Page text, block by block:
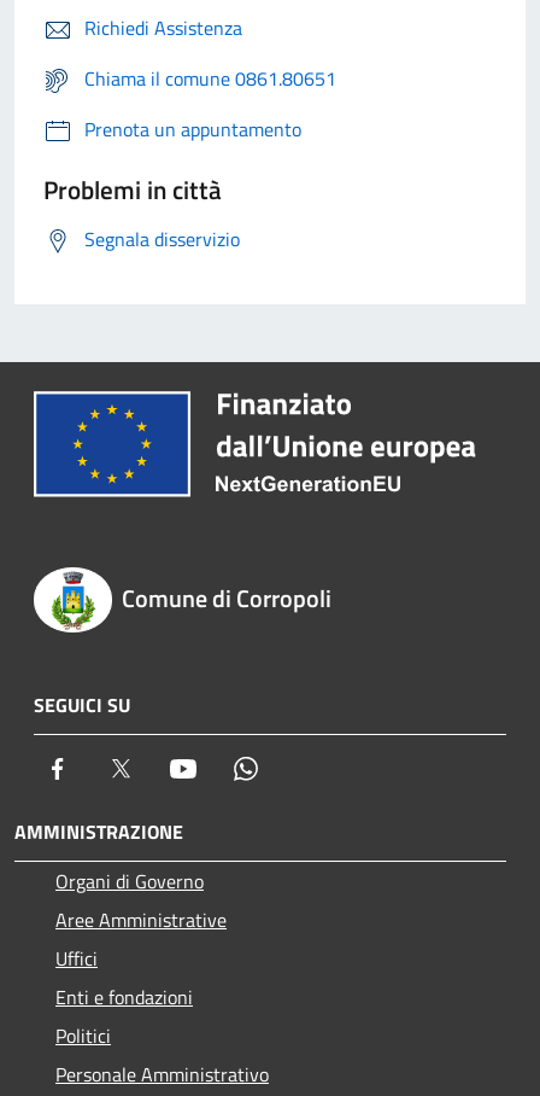
Richiedi Assistenza
Chiama il comune 0861.80651
Prenota un appuntamento
Problemi in città
Segnala disservizio
Comune di Corropoli
SEGUICI SU
Facebook Twitter Youtube
AMMINISTRAZIONE
Organi di Governo
Aree Amministrative
Uffici
Enti e fondazioni
Politici
Personale Amministrativo